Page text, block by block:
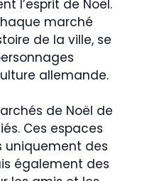
l’esprit de Noël.
marché
de la ville, se
allemande.
de Noël de
Ces espaces
uniquement des
également des